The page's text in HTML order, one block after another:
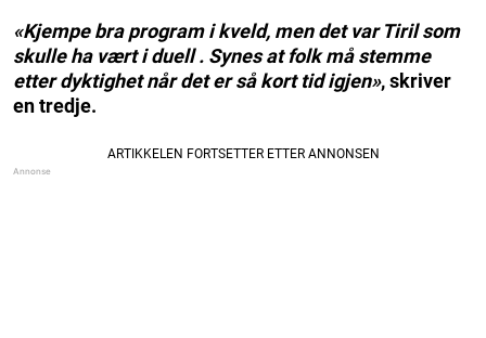
«Kjempe bra program i kveld, men det var Tiril som
skulle ha vært i duell . Synes at folk må stemme
etter dyktighet når det er så kort tid igjen», skriver
en tredje.